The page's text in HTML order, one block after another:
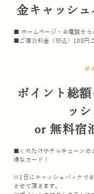
金キャッシ
■ ホームページ・お電話から
■ご宿泊料金（税込）100円
ポ
ポイント総
ッ
or 無料宿
■くれたけホテルチェーン
得なカード！
※1日にキャッシュバックで
させて頂きます。